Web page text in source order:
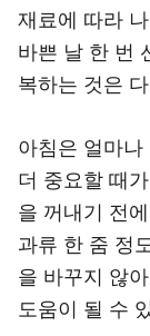
재료에 따라
바쁜 날 한 번
복하는 것은
아침은 얼마
더 중요할 때
을 꺼내기 전
과류 한 줌 정
을 바꾸지 않
도움이 될 수